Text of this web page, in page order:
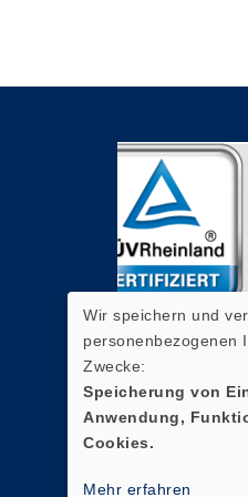
Wir speichern und
personenbezogenen
Zwecke:
Speicherung von
Anwendung,
Cookies.
Mehr erfahren